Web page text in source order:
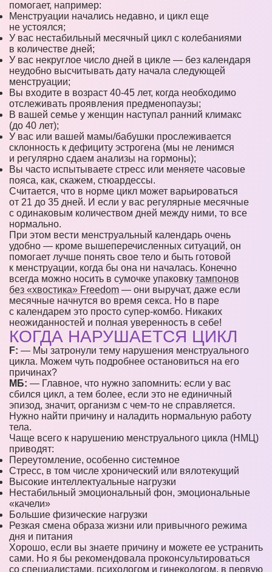
помогает, например:
Менструации начались недавно, и цикл еще
не устоялся;
У вас нестабильный месячный цикл с колебаниями
в количестве дней;
У вас некруглое число дней в цикле — без календаря
неудобно высчитывать дату начала следующей
менструации;
Вы входите в возраст 40-45 лет, когда необходимо
отслеживать проявления предменопаузы;
В вашей семье у женщин наступал ранний климакс
(до 40 лет);
У вас или вашей мамы/бабушки прослеживается
склонность к дефициту эстрогена (мы не ленимся
и регулярно сдаем анализы на гормоны);
Вы часто испытываете стресс или меняете часовые
пояса, как, скажем, стюардессы.
Считается, что в норме цикл может варьироваться
от 21 до 35 дней. И если у вас регулярные месячные
с одинаковым количеством дней между ними, то все
нормально.
При этом вести менструальный календарь очень
удобно — кроме вышеперечисленных ситуаций, он
помогает лучше понять свое тело и быть готовой
к менструации, когда бы она ни началась. Конечно
всегда можно носить в сумочке упаковку тампонов
без «хвостика» Freedom — они выручат, даже если
месячные начнутся во время секса. Но в паре
с календарем это просто супер-комбо. Никаких
неожиданностей и полная уверенность в себе!
КОГДА НАРУШАЕТСЯ ЦИКЛ
F: — Мы затронули тему нарушения менструального
цикла. Можем чуть подробнее остановиться на его
причинах?
МБ: — Главное, что нужно запомнить: если у вас
сбился цикл, а тем более, если это не единичный
эпизод, значит, организм с чем-то не справляется.
Нужно найти причину и наладить нормальную работу
тела.
Чаще всего к нарушению менструального цикла (НМЦ)
приводят:
Переутомление, особенно системное
Стресс, в том числе хронический или вялотекущий
Высокие интеллектуальные нагрузки
Нестабильный эмоциональный фон, эмоциональные
«качели»
Большие физические нагрузки
Резкая смена образа жизни или привычного режима
дня и питания
Хорошо, если вы знаете причину и можете ее устранить
сами. Но я бы рекомендовала проконсультироваться
со специалистами, психологом и гинекологом, в первую